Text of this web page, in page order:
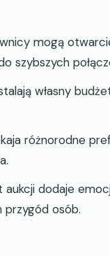
mogą
szybszych
własny
różnorodne
aukcji dodaje
przygód osób.